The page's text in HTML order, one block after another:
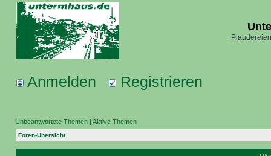
Anmelden Registrieren
Unbeantwortete Themen | Aktive Themen
Foren-Übersicht